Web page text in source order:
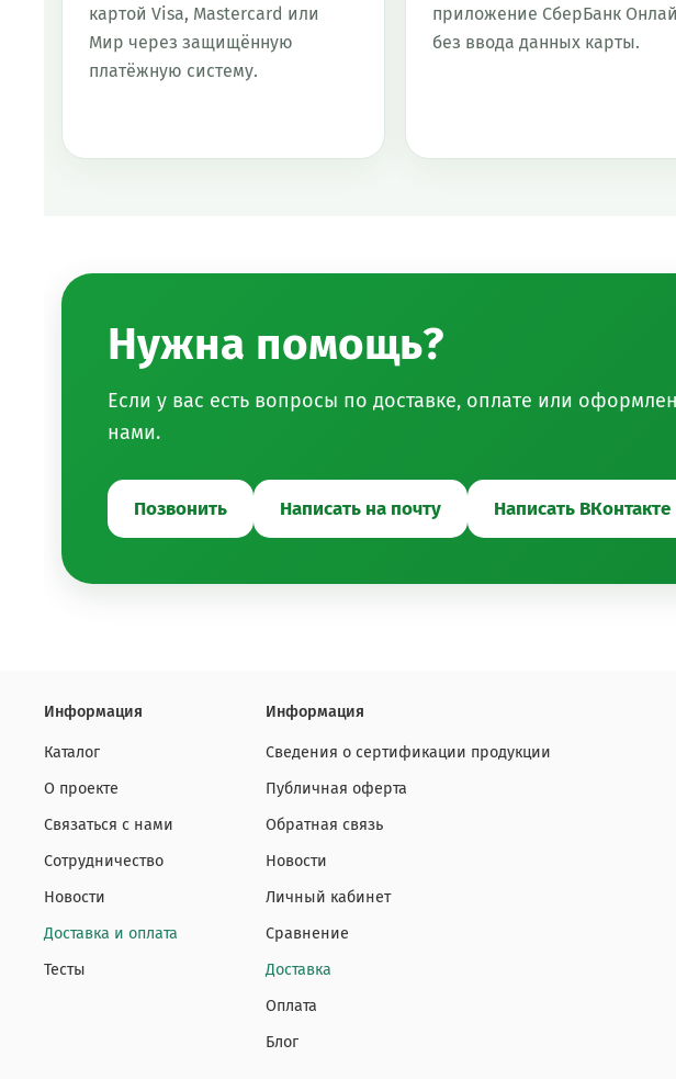
картой Visa, Mastercard или
Мир через защищённую
платёжную систему.
приложение СберБанк
без ввода данных карты.
Нужна помощь?
Если у вас есть вопросы по доставке, оплате или
нами.
Позвонить Написать на почту Написать ВКонтакте
Информация
Каталог
О проекте
Связаться с нами
Сотрудничество
Новости
Доставка и оплата
Тесты
Информация
Сведения о сертификации продукции
Публичная оферта
Обратная связь
Новости
Личный кабинет
Сравнение
Доставка
Оплата
Блог